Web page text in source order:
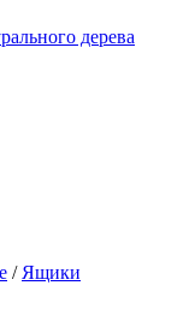
дерева
/ Ящики